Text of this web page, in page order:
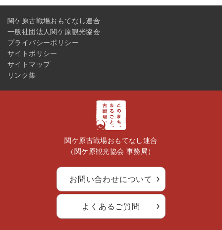
関ケ原古戦場おもてなし連合
一般社団法人関ケ原観光協会
プライバシーポリシー
サイトポリシー
サイトマップ
リンク集
関ケ原古戦場おもてなし連合
（関ケ原観光協会 事務局）
お問い合わせについて
よくあるご質問